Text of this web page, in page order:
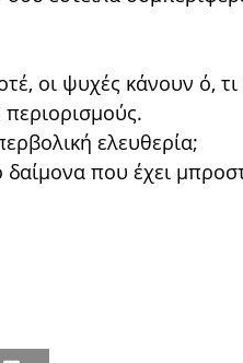
οι ψυχές κάνουν ό, τι
ελευθερία;
που έχει